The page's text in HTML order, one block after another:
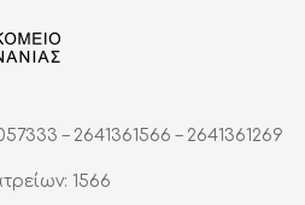
– 2641361566 – 2641361269
1566